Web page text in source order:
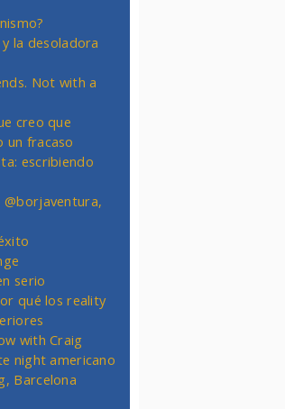
la desoladora
Not with a
creo que
un fracaso
escribiendo
@borjaventura,
serio
qué los reality
with Craig
night americano
Barcelona